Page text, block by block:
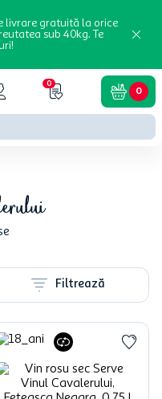
livrare gratuită la orice
sub 40kg. Te
0
0
Filtrează